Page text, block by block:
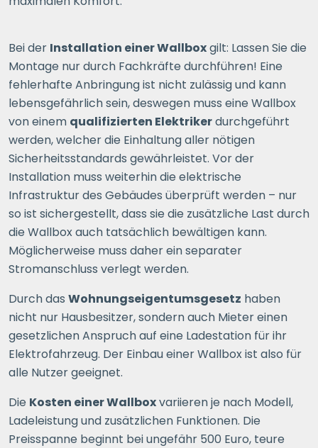
Bei der Installation einer Wallboxgilt: Lassen Sie die
Montage nur durch Fachkräfte durchführen! Eine
fehlerhafte Anbringung ist nicht zulässig und kann
lebensgefährlich sein, deswegen muss eine Wallbox
von einem qualifizierten Elektrikerdurchgeführt
werden, welcher die Einhaltung aller nötigen
Sicherheitsstandards gewährleistet. Vor der
Installation muss weiterhin die elektrische
Infrastruktur des Gebäudes überprüft werden – nur
so ist sichergestellt, dass sie die zusätzliche Last durch
die Wallbox auch tatsächlich bewältigen kann.
Möglicherweise muss daher ein separater
Stromanschluss verlegt werden.
Durch das Wohnungseigentumsgesetz haben
nicht nur Hausbesitzer, sondern auch Mieter einen
gesetzlichen Anspruch auf eine Ladestation für ihr
Elektrofahrzeug. Der Einbau einer Wallbox ist also für
alle Nutzer geeignet.
Die Kosten einer Wallboxvariieren je nach Modell,
Ladeleistung und zusätzlichen Funktionen. Die
Preisspanne beginnt bei ungefähr 500 Euro, teure